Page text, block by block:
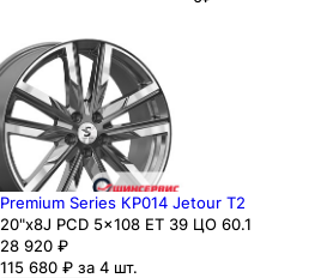
Premium Series КР014 Jetour T2
20"x8J PCD 5x108 ЕТ 39 ЦО 60.1
28 920 ₽
115 680 ₽ за 4 шт.